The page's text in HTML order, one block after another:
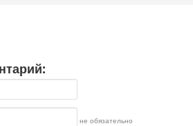
не обязательно